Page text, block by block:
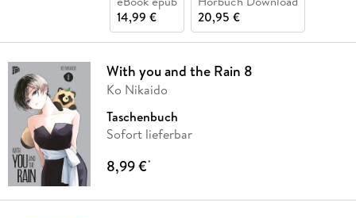
14,99 €
20,95 €
With you and the Rain 8
Ko Nikaido
Taschenbuch
Sofort lieferbar
8,99 €*